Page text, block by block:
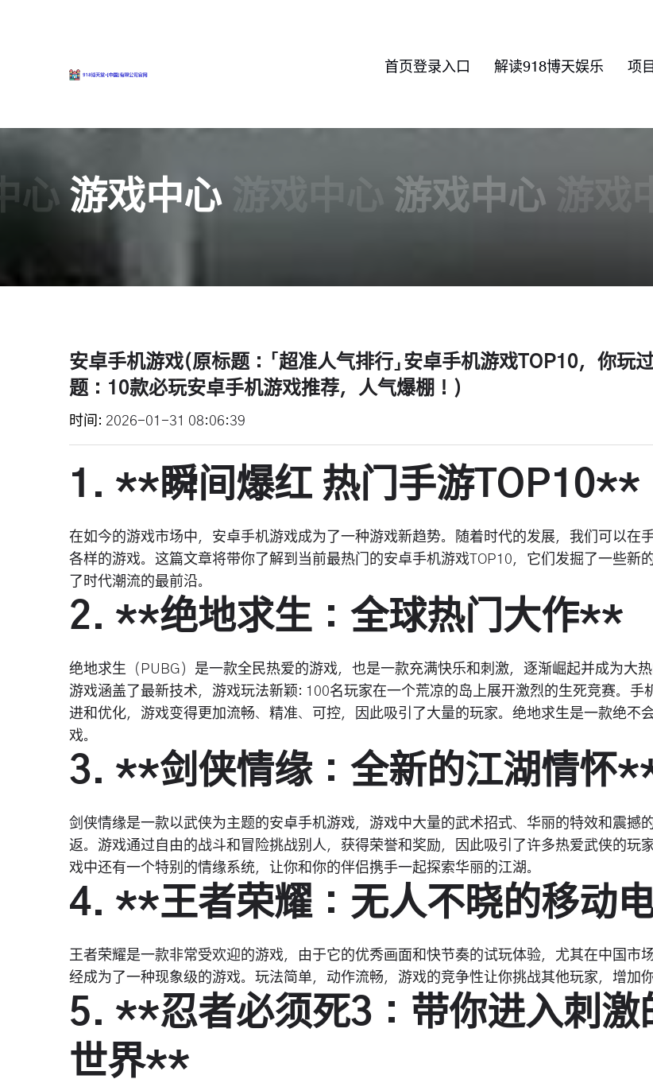
首页登录入口 解读918博天娱乐 项
心 游戏中心 游戏中心 游戏中心 游戏
安卓手机游戏(原标题：「超准人气排行」安卓手机游戏TOP10，你玩
题：10款必玩安卓手机游戏推荐，人气爆棚！)
时间 2026-01-31 08:06:39
1. **瞬间爆红 热门手游TOP10**
在如今的游戏市场中，安卓手机游戏成为了一种游戏新趋势。随着时代的发展，我们可以在
各样的游戏。这篇文章将带你了解到当前最热门的安卓手机游戏TOP10，它们发掘了一些新
了时代潮流的最前沿。
2. **绝地求生：全球热门大作**
绝地求生（PUBG）是一款全民热爱的游戏，也是一款充满快乐和刺激，逐渐崛起并成为大
游戏涵盖了最新技术，游戏玩法新颖: 100名玩家在一个荒凉的岛上展开激烈的生死竞赛。手
进和优化，游戏变得更加流畅、精准、可控，因此吸引了大量的玩家。绝地求生是一款绝不
戏。
3. **剑侠情缘：全新的江湖情怀
剑侠情缘是一款以武侠为主题的安卓手机游戏，游戏中大量的武术招式、华丽的特效和震撼
返。游戏通过自由的战斗和冒险挑战别人，获得荣誉和奖励，因此吸引了许多热爱武侠的玩
戏中还有一个特别的情缘系统，让你和你的伴侣携手一起探索华丽的江湖。
4. **王者荣耀：无人不晓的移动
王者荣耀是一款非常受欢迎的游戏，由于它的优秀画面和快节奏的试玩体验，尤其在中国市
经成为了一种现象级的游戏。玩法简单，动作流畅，游戏的竞争性让你挑战其他玩家，增加你
5. **忍者必须死3：带你进入刺激
世界**